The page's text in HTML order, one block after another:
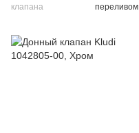
клапана
переливом